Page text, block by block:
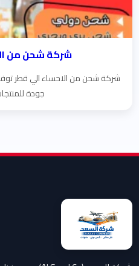
شركة شحن من
شركة شحن من الاحساء الي قطر
جودة